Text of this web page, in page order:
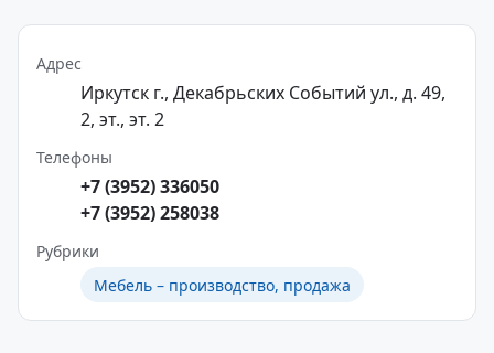
Адрес
Иркутск г., Декабрьских Событий ул., д. 49,
2, эт., эт. 2
Телефоны
+7 (3952) 336050
+7 (3952) 258038
Рубрики
Мебель – производство, продажа